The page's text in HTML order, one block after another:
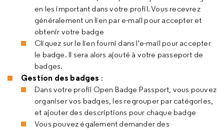
en les important dans votre profil. Vous recevrez
généralement un lien par e-mail pour accepter et
obtenir votre badge
Cliquez sur le lien fourni dans l'e-mail pour accepter
le badge. Il sera alors ajouté à votre passeport de
badges.
Gestion des badges :
Dans votre profil Open Badge Passport, vous pouvez
organiser vos badges, les regrouper par catégories,
et ajouter des descriptions pour chaque badge
Vous pouvez également demander des